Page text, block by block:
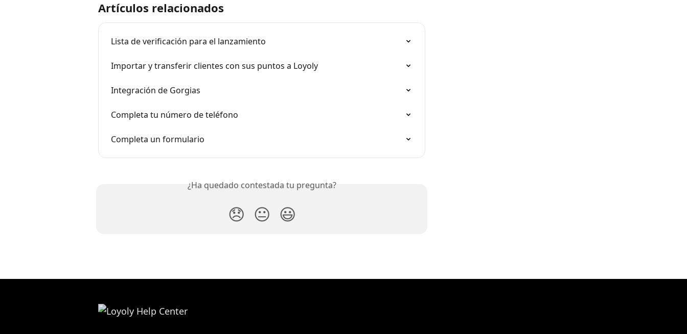
Artículos relacionados
Lista de verificación para el lanzamiento
Importar y transferir clientes con sus puntos a Loyoly
Integración de Gorgias
Completa tu número de teléfono
Completa un formulario
¿Ha quedado contestada tu pregunta?
😞 😐 😃